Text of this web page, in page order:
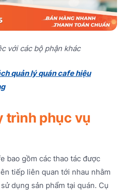
với các bộ phận khác
quản lý quán cafe hiệu
trình phục vụ
bao gồm các thao tác được
tiếp liên quan tới nhau nhằm
dụng sản phẩm tại quán. Cụ